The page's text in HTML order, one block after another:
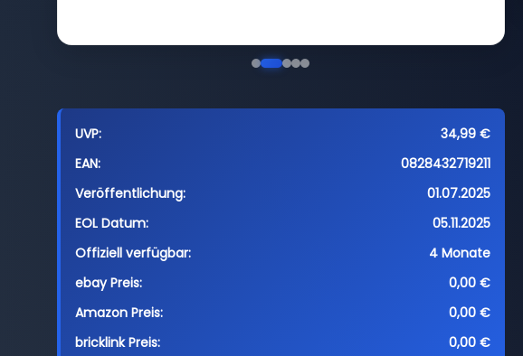
UVP:
34,99 €
EAN:
0828432719211
Veröffentlichung:
01.07.2025
EOL Datum:
05.11.2025
Offiziell verfügbar:
4 Monate
ebay Preis:
0,00 €
Amazon Preis:
0,00 €
bricklink Preis:
0,00 €